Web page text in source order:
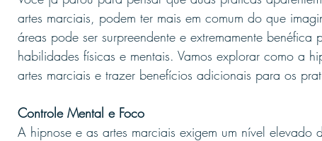
artes marciais, podem ter mais em comum do que
áreas pode ser surpreendente e extremamente benéfica
habilidades físicas e mentais. Vamos explorar como a
artes marciais e trazer benefícios adicionais para os
Controle Mental e Foco
A hipnose e as artes marciais exigem um nível